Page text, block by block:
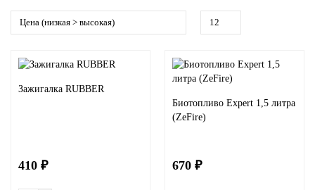
Зажигалка RUBBER
410 ₽
Биотопливо Expert 1,5 литра
(ZeFire)
670 ₽